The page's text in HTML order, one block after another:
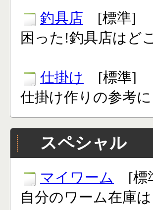
釣具店 [標準]
困った!釣具店はど
仕掛け [標準]
仕掛け作りの参考
スペシャル
マイワーム
[標
自分のワーム在庫